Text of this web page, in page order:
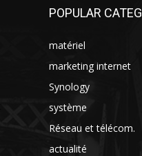
POPULAR
matériel
marketing internet
Synology
système
Réseau et télécom.
actualité